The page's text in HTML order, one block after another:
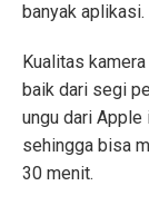
banyak aplikasi.
Kualitas
baik dari segi
ungu dari
sehingga bisa
30 menit.